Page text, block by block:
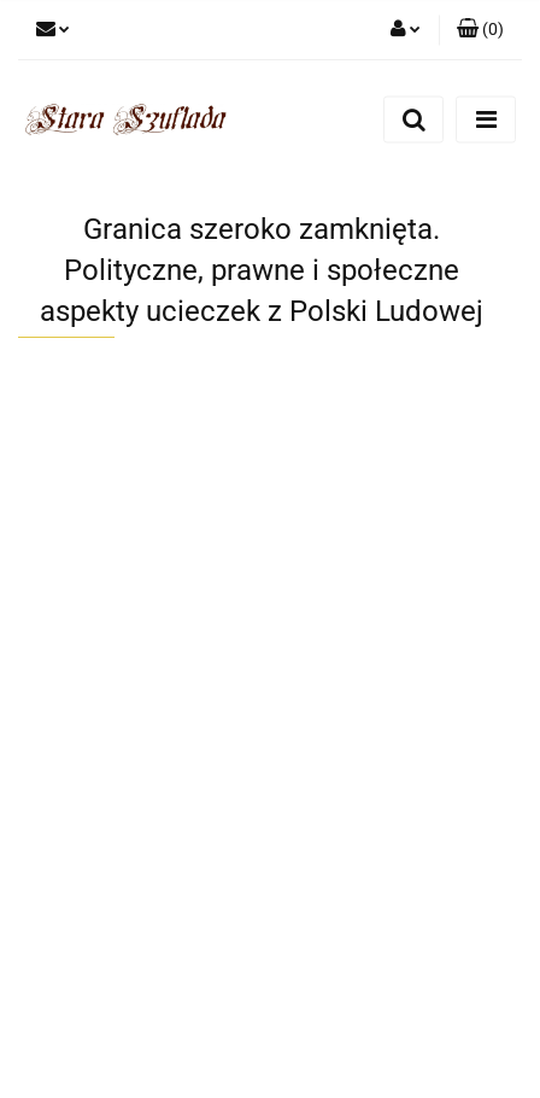
Zarejestruj się
(0)
Granica szeroko zamknięta.
Polityczne, prawne i społeczne
aspekty ucieczek z Polski Ludowej